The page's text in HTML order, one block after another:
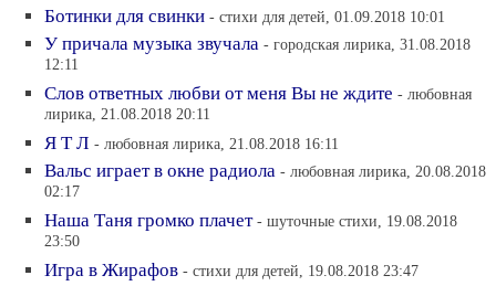
Ботинки для свинки - стихи для детей, 01.09.2018 10:01
У причала музыка звучала - городская лирика, 31.08.2018
12:11
Слов ответных любви от меня Вы не ждите - любовная
лирика, 21.08.2018 20:11
Я Т Л - любовная лирика, 21.08.2018 16:11
Вальс играет в окне радиола - любовная лирика, 20.08.2018
02:17
Наша Таня громко плачет - шуточные стихи, 19.08.2018
23:50
Игра в Жирафов - стихи для детей, 19.08.2018 23:47